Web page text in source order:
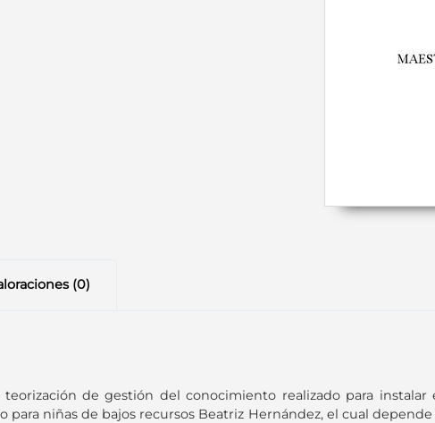
(0)
de gestión del conocimiento realizado para instalar
niñas de bajos recursos Beatriz Hernández, el cual